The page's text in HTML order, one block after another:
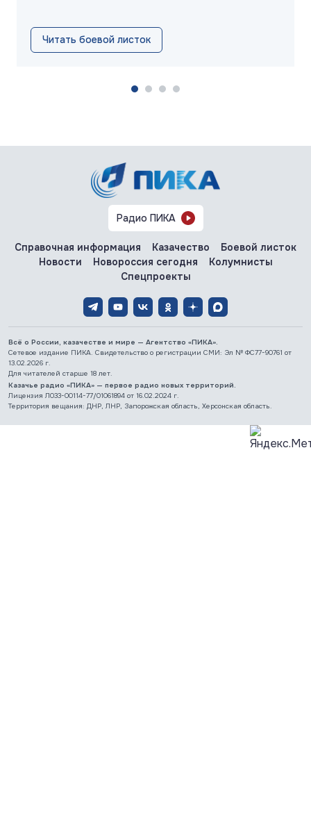
Читать боевой листок
Радио ПИКА
Справочная информация Казачество
Боевой листок
Новости
Новороссия сегодня
Колумнисты
Спецпроекты
Всё о России, казачестве и мире — Агентство «ПИКА».
Сетевое издание ПИКА. Свидетельство о регистрации СМИ: Эл № ФС77-90761 от
13.02.2026 г.
Для читателей старше 18 лет.
Казачье радио «ПИКА» — первое радио новых территорий.
Лицензия Л033-00114-77/01061894 от 16.02.2024 г.
Территория вещания: ДНР, ЛНР, Запорожская область, Херсонская область.